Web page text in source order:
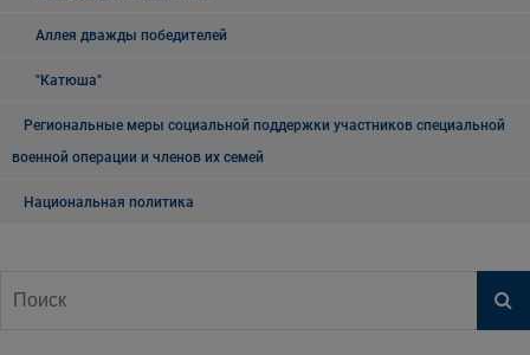
Аллея дважды победителей
"Катюша"
Региональные меры социальной поддержки участников специальной
военной операции и членов их семей
Национальная политика